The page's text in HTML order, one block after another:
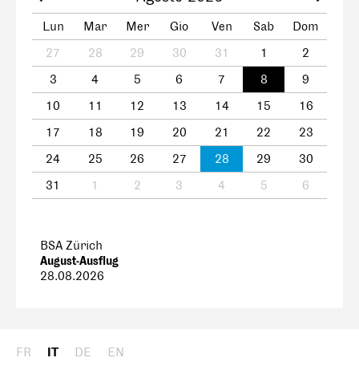
Lun Mar Mer Gio Ven Sab
Dom
27
28 29 30 31 1
2
3
4 5 6 7 8
9
10
11 12 13 14 15
16
17
18 19 20 21 22
23
24
25 26 27 28 29
30
31
1 2 3 4 5 6
BSA Zürich
August-Ausflug
28.08.2026
FR IT DE EN